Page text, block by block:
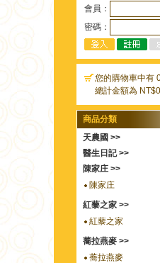
會員：
密碼：
您的購物車中有
總計金額為 NT$0
商品分類
天農國 >>
醫生日記 >>
陳家庄 >>
陳家庄
紅藜之家 >>
紅藜之家
蕎拉燕麥 >>
蕎拉燕麥